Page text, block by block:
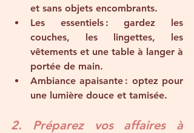
et sans objets encombrants.
Les essentiels : gardez les
couches, les lingettes, les
vêtements et une table à langer à
portée de main.
Ambiance apaisante : optez pour
une lumière douce et tamisée.
2. Préparez vos affaires à